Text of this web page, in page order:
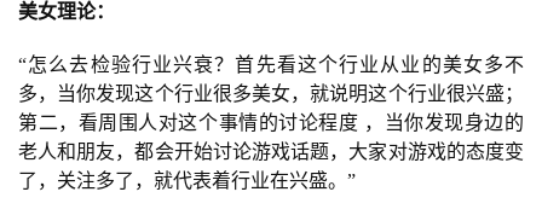
美女理论：
“怎么去检验行业兴衰？首先看这个行业从业的美女多不
多，当你发现这个行业很多美女，就说明这个行业很兴盛；
第二，看周围人对这个事情的讨论程度 ，当你发现身边的
老人和朋友，都会开始讨论游戏话题，大家对游戏的态度变
了，关注多了，就代表着行业在兴盛。”